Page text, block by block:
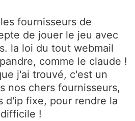
fournisseurs de
de jouer le jeu avec
la loi du tout webmail
comme le claude !
j'ai trouvé, c'est un
nos chers fournisseurs,
d'ip fixe, pour rendre la
!